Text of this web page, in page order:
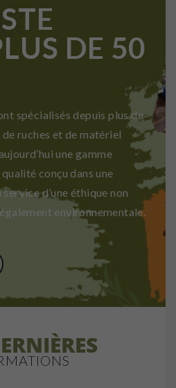
DE 50
spécialisés depuis plus de
ruches et de matériel
une gamme
conçu dans une
d’une éthique non
environnementale.